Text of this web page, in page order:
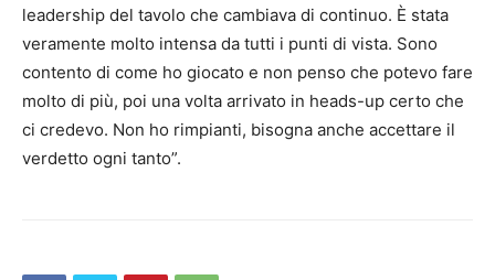
leadership del tavolo che cambiava di continuo. È stata
veramente molto intensa da tutti i punti di vista. Sono
contento di come ho giocato e non penso che potevo fare
molto di più, poi una volta arrivato in heads-up certo che
ci credevo. Non ho rimpianti, bisogna anche accettare il
verdetto ogni tanto”.